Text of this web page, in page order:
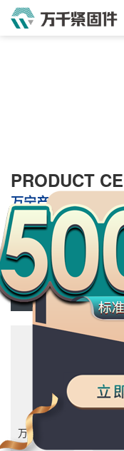
PRODUCT
万宁产品中心
万宁螺栓类
万宁螺母类
工
品